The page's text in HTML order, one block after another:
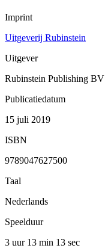
Imprint
Uitgeverij Rubinstein
Uitgever
Rubinstein Publishing BV
Publicatiedatum
15 juli 2019
ISBN
9789047627500
Taal
Nederlands
Speelduur
3 uur 13 min 13 sec